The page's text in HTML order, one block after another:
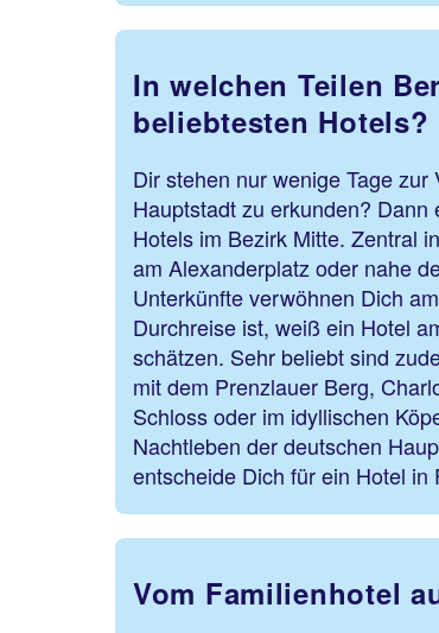
In welchen Teilen
beliebtesten Hotels?
Dir stehen nur wenige Tage
Hauptstadt zu erkunden?
Hotels im Bezirk Mitte. Zentral
am Alexanderplatz oder nahe
Unterkünfte verwöhnen Dich
Durchreise ist, weiß ein Hotel
schätzen. Sehr beliebt sind
mit dem Prenzlauer Berg,
Schloss oder im idyllischen
Nachtleben der deutschen
entscheide Dich für ein Hotel
Vom Familienhotel